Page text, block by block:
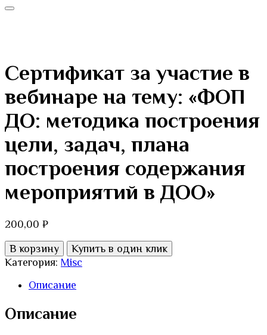
Сертификат за участие в
вебинаре на тему: «ФОП
ДО: методика построения
цели, задач, плана
построения содержания
мероприятий в ДОО»
200,00 ₽
Количество
товара
Сертификат
в
вебинаре
В корзину
Купить в один клик
Категория: Misc
Описание
Описание